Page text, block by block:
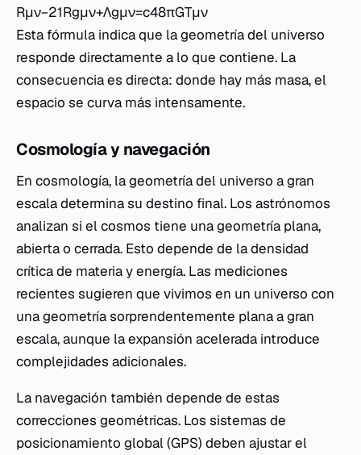
Rμν​−21​Rgμν​+Λgμν​=c48πG​Tμν​
Esta fórmula indica que la geometría del universo
responde directamente a lo que contiene. La
consecuencia es directa: donde hay más masa, el
espacio se curva más intensamente.
Cosmología y navegación
En cosmología, la geometría del universo a gran
escala determina su destino final. Los astrónomos
analizan si el cosmos tiene una geometría plana,
abierta o cerrada. Esto depende de la densidad
crítica de materia y energía. Las mediciones
recientes sugieren que vivimos en un universo con
una geometría sorprendentemente plana a gran
escala, aunque la expansión acelerada introduce
complejidades adicionales.
La navegación también depende de estas
correcciones geométricas. Los sistemas de
posicionamiento global (GPS) deben ajustar el